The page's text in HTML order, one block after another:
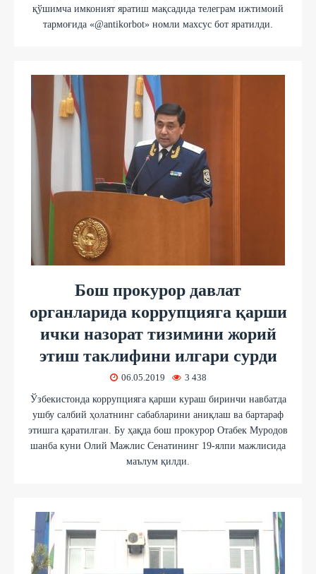
қўшимча имконият яратиш мақсадида телеграм ижтимоий
тармоғида «@antikorbot» номли махсус бот яратилди.
Бош прокурор давлат
органларида коррупцияга қарши
ички назорат тизимини жорий
этиш таклифини илгари сурди
06.05.2019 3 438
Ўзбекистонда коррупцияга қарши кураш биринчи навбатда
ушбу салбий ҳолатнинг сабабларини аниқлаш ва бартараф
этишга қаратилган. Бу ҳақда бош прокурор Отабек Муродов
шанба куни Олий Мажлис Сенатининг 19-ялпи мажлисида
маълум қилди.